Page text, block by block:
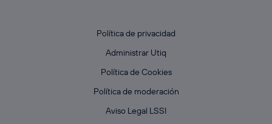
Política de privacidad
Administrar Utiq
Política de Cookies
Política de moderación
Aviso Legal LSSI